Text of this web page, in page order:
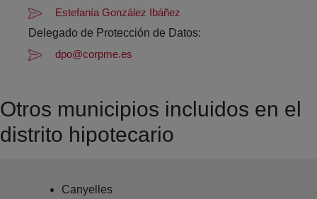
Estefanía González Ibáñez
Delegado de Protección de Datos:
dpo@corpme.es
Otros municipios incluidos en el
distrito hipotecario
Canyelles